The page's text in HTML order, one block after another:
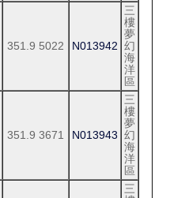
351.9 5022 N013942
三
樓
夢
幻
海
洋
區
351.9 3671 N013943
三
樓
夢
幻
海
洋
區
三